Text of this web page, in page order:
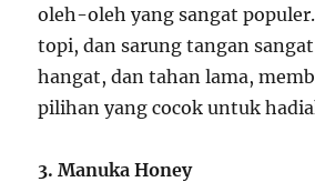
oleh-oleh yang sangat
topi, dan sarung tangan
hangat, dan tahan lama,
pilihan yang cocok untuk
3. Manuka Honey